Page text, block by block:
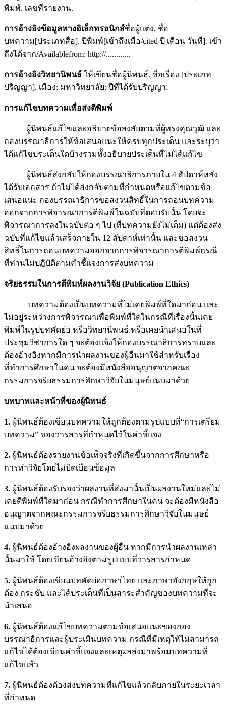
พิมพ์. เลขที่รายงาน.
การอ้างอิงข้อมูลทางอิเล็กทรอนิกส์ชื่อผู้แต่ง. ชื่อ
บทความ[ประเภทสื่อ]. ปีพิมพ์[เข้าถึงเมื่อ/cited ปี เดือน วันที่]. เข้า
ถึงได้จาก/Availablefrom: http://............
การอ้างอิงวิทยานิพนธ์ ให้เขียนชื่อผู้นิพนธ์. ชื่อเรื่อง [ประเภท
ปริญญา]. เมือง: มหาวิทยาลัย; ปีที่ได้รับปริญญา.
การแก้ไขบทความเพื่อส่งตีพิมพ์
ผู้นิพนธ์แก้ไขและอธิบายข้อสงสัยตามที่ผู้ทรงคุณวุฒิ และ
กองบรรณาธิการให้ข้อเสนอแนะให้ครบทุกประเด็น และระบุว่า
ได้แก้ไขประเด็นใดบ้างรวมทั้งอธิบายประเด็นที่ไม่ได้แก้ไข
ผู้นิพนธ์ส่งกลับให้กองบรรณาธิการภายใน 4 สัปดาห์หลัง
ได้รับเอกสาร ถ้าไม่ได้ส่งกลับตามที่กำหนดหรือแก้ไขตามข้อ
เสนอแนะ กองบรรณาธิการขอสงวนสิทธิ์ในการถอนบทความ
ออกจากการพิจารณาการตีพิมพ์ในฉบับที่ตอบรับนั้น โดยจะ
พิจารณาการลงในฉบับต่อ ๆ ไป (ที่บทความยังไม่เต็ม) แต่ต้องส่ง
ฉบับที่แก้ไขแล้วเสร็จภายใน 12 สัปดาห์เท่านั้น และขอสงวน
สิทธิ์ในการถอนบทความออกจากการพิจารณาการตีพิมพ์กรณี
ที่ท่านไม่ปฏิบัติตามคำชี้แจงการส่งบทความ
จริยธรรมในการตีพิมพ์ผลงานวิจัย (Publication Ethics)
บทความต้องเป็นบทความที่ไม่เคยพิมพ์ที่ใดมาก่อน และ
ไม่อยู่ระหว่างการพิจารณาเพื่อพิมพ์ที่ใดในกรณีที่เรื่องนั้นเคย
พิมพ์ในรูปบทคัดย่อ หรือวิทยานิพนธ์ หรือเคยนำเสนอในที่
ประชุมวิชาการใด ๆ จะต้องแจ้งให้กองบรรณาธิการทราบและ
ต้องอ้างอิงหากมีการนำผลงานของผู้อื่นมาใช้สำหรับเรื่อง
ที่ทำการศึกษาในคน จะต้องมีหนังสืออนุญาตจากคณะ
กรรมการจริยธรรมการศึกษาวิจัยในมนุษย์แนบมาด้วย
บทบาทและหน้าที่ของผู้นิพนธ์
1. ผู้นิพนธ์ต้องเขียนบทความให้ถูกต้องตามรูปแบบที่“การเตรียม
บทความ” ของวารสารที่กำหนดไว้ในคำชี้แจง
2. ผู้นิพนธ์ต้องรายงานข้อเท็จจริงที่เกิดขึ้นจากการศึกษาหรือ
การทำวิจัยโดยไม่บิดเบือนข้อมูล
3. ผู้นิพนธ์ต้องรับรองว่าผลงานที่ส่งมานั้นเป็นผลงานใหม่และไม่
เคยตีพิมพ์ที่ใดมาก่อน กรณีทำการศึกษาในคน จะต้องมีหนังสือ
อนุญาตจากคณะกรรมการจริยธรรมการศึกษาวิจัยในมนุษย์
แนบมาด้วย
4. ผู้นิพนธ์ต้องอ้างอิงผลงานของผู้อื่น หากมีการนำผลงานเหล่า
นั้นมาใช้ โดยเขียนอ้างอิงตามรูปแบบที่วารสารกำหนด
5. ผู้นิพนธ์ต้องเขียนบทคัดย่อภาษาไทย และภาษาอังกฤษให้ถูก
ต้อง กระชับ และได้ประเด็นที่เป็นสาระสำคัญของบทความที่จะ
นำเสนอ
6. ผู้นิพนธ์ต้องแก้ไขบทความตามข้อเสนอแนะของกอง
บรรณาธิการและผู้ประเมินบทความ กรณีที่มีเหตุให้ไม่สามารถ
แก้ไขได้ต้องเขียนคำชี้แจงและเหตุผลส่งมาพร้อมบทความที่
แก้ไขแล้ว
7. ผู้นิพนธ์ต้องต้องส่งบทความที่แก้ไขแล้วกลับภายในระยะเวลา
ที่กำหนด